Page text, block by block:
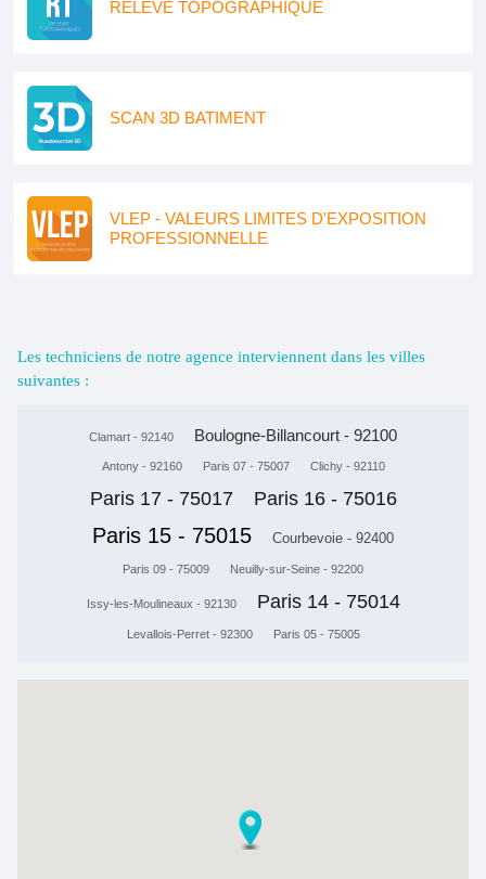
RELEVE TOPOGRAPHIQUE
SCAN 3D BATIMENT
VLEP - VALEURS LIMITES D'EXPOSITION
PROFESSIONNELLE
Les techniciens de notre agence interviennent dans les villes
suivantes :
Clamart - 92140 Boulogne-Billancourt - 92100
Antony - 92160 Paris 07 - 75007 Clichy - 92110
Paris 17 - 75017 Paris 16 - 75016
Paris 15 - 75015 Courbevoie - 92400
Paris 09 - 75009 Neuilly-sur-Seine - 92200
Issy-les-Moulineaux - 92130 Paris 14 - 75014
Levallois-Perret - 92300 Paris 05 - 75005